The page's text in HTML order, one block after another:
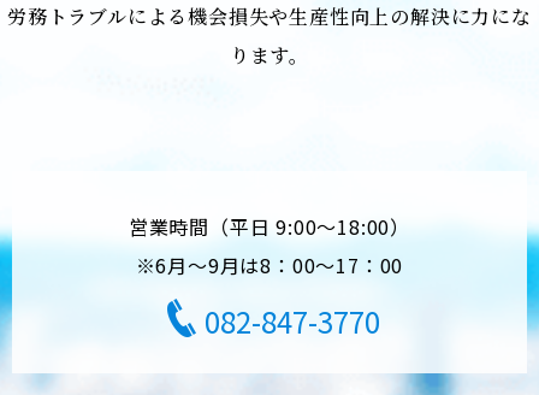
労務トラブルによる機会損失や生産性向上の解決に力にな
ります。
営業時間（平日 9:00～18:00）
※6月～9月は8：00～17：00
082-847-3770